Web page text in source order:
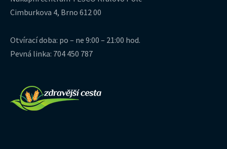
Cimburkova 4, Brno 612 00
Otvírací doba: po – ne 9:00 – 21:00 hod.
Pevná linka: 704 450 787